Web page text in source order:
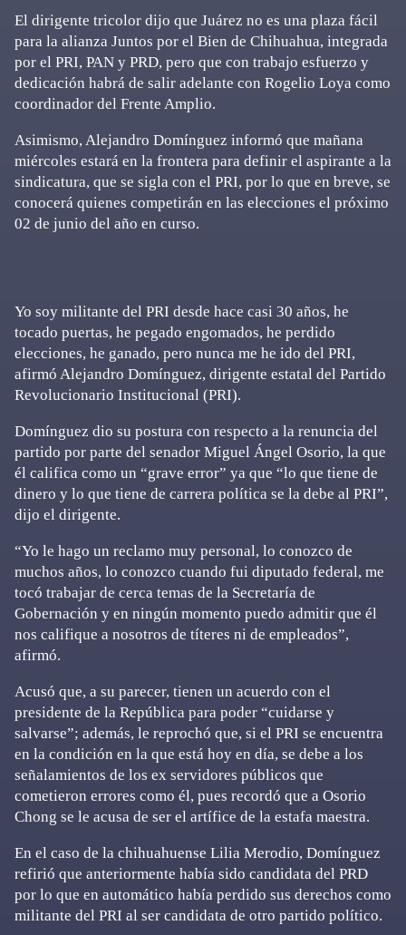
El dirigente tricolor dijo que Juárez no es una plaza fácil
para la alianza Juntos por el Bien de Chihuahua, integrada
por el PRI, PAN y PRD, pero que con trabajo esfuerzo y
dedicación habrá de salir adelante con Rogelio Loya como
coordinador del Frente Amplio.
Asimismo, Alejandro Domínguez informó que mañana
miércoles estará en la frontera para definir el aspirante a la
sindicatura, que se sigla con el PRI, por lo que en breve, se
conocerá quienes competirán en las elecciones el próximo
02 de junio del año en curso.
Yo soy militante del PRI desde hace casi 30 años, he
tocado puertas, he pegado engomados, he perdido
elecciones, he ganado, pero nunca me he ido del PRI,
afirmó Alejandro Domínguez, dirigente estatal del Partido
Revolucionario Institucional (PRI).
Domínguez dio su postura con respecto a la renuncia del
partido por parte del senador Miguel Ángel Osorio, la que
él califica como un “grave error” ya que “lo que tiene de
dinero y lo que tiene de carrera política se la debe al PRI”,
dijo el dirigente.
“Yo le hago un reclamo muy personal, lo conozco de
muchos años, lo conozco cuando fui diputado federal, me
tocó trabajar de cerca temas de la Secretaría de
Gobernación y en ningún momento puedo admitir que él
nos califique a nosotros de títeres ni de empleados”,
afirmó.
Acusó que, a su parecer, tienen un acuerdo con el
presidente de la República para poder “cuidarse y
salvarse”; además, le reprochó que, si el PRI se encuentra
en la condición en la que está hoy en día, se debe a los
señalamientos de los ex servidores públicos que
cometieron errores como él, pues recordó que a Osorio
Chong se le acusa de ser el artífice de la estafa maestra.
En el caso de la chihuahuense Lilia Merodio, Domínguez
refirió que anteriormente había sido candidata del PRD
por lo que en automático había perdido sus derechos como
militante del PRI al ser candidata de otro partido político.